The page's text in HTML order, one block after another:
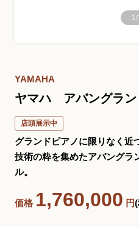
06-
お問い合
大阪・本町のピアノ専門店
三木楽器 開成館
〒541-0057
1/
YAMAHA
ヤマハ アバングラ
店頭展示中
グランドピアノに限りなく近
技術の粋を集めたアバングラ
ル。
価格 1,760,000 円